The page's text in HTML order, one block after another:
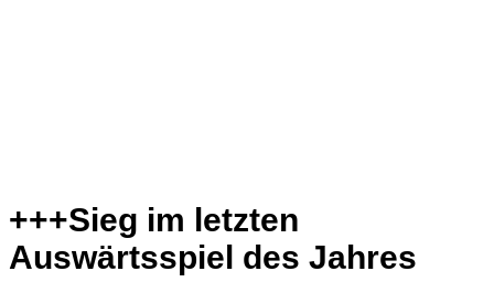
+++Sieg im letzten
Auswärtsspiel des Jahres